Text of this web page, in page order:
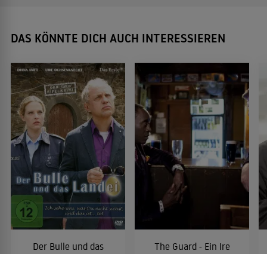
DAS KÖNNTE DICH AUCH INTERESSIEREN
Der Bulle und das
The Guard - Ein Ire